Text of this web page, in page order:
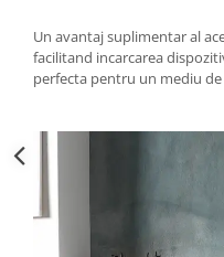
Un avantaj suplimentar al
facilitand incarcarea
perfecta pentru un mediu